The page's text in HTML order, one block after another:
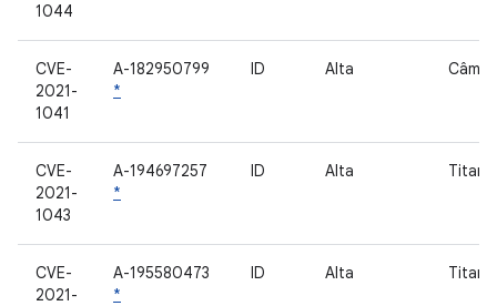
1044
CVE-
2021-
1041
A-182950799
*
ID Alta
CVE-
2021-
1043
A-194697257
*
ID Alta Titan-
CVE-
2021-
A-195580473
*
ID Alta Titan-